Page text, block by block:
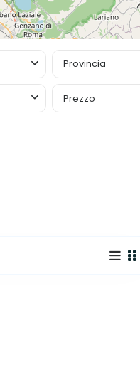
Provincia
Prezzo